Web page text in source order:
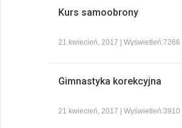
Kurs samoobrony
21 kwiecień, 2017 | Wyświetleń:7266
Gimnastyka korekcyjna
21 kwiecień, 2017 | Wyświetleń:3910